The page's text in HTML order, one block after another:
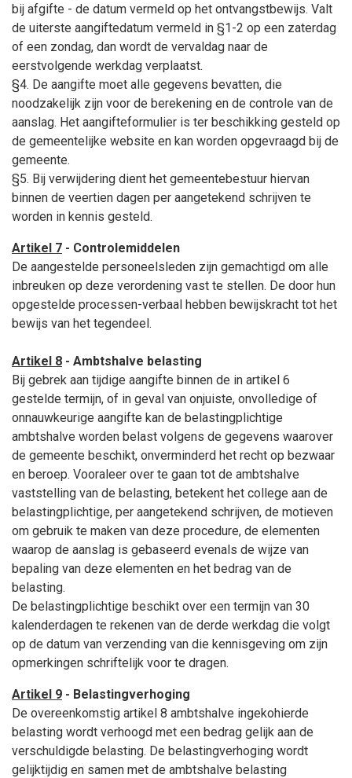
bij afgifte - de datum vermeld op het ontvangstbewijs. Valt
de uiterste aangiftedatum vermeld in §1-2 op een zaterdag
of een zondag, dan wordt de vervaldag naar de
eerstvolgende werkdag verplaatst.
§4. De aangifte moet alle gegevens bevatten, die
noodzakelijk zijn voor de berekening en de controle van de
aanslag. Het aangifteformulier is ter beschikking gesteld op
de gemeentelijke website en kan worden opgevraagd bij de
gemeente.
§5. Bij verwijdering dient het gemeentebestuur hiervan
binnen de veertien dagen per aangetekend schrijven te
worden in kennis gesteld.
Artikel 7 - Controlemiddelen
De aangestelde personeelsleden zijn gemachtigd om alle
inbreuken op deze verordening vast te stellen. De door hun
opgestelde processen-verbaal hebben bewijskracht tot het
bewijs van het tegendeel.
Artikel 8 - Ambtshalve belasting
Bij gebrek aan tijdige aangifte binnen de in artikel 6
gestelde termijn, of in geval van onjuiste, onvolledige of
onnauwkeurige aangifte kan de belastingplichtige
ambtshalve worden belast volgens de gegevens waarover
de gemeente beschikt, onverminderd het recht op bezwaar
en beroep. Vooraleer over te gaan tot de ambtshalve
vaststelling van de belasting, betekent het college aan de
belastingplichtige, per aangetekend schrijven, de motieven
om gebruik te maken van deze procedure, de elementen
waarop de aanslag is gebaseerd evenals de wijze van
bepaling van deze elementen en het bedrag van de
belasting.
De belastingplichtige beschikt over een termijn van 30
kalenderdagen te rekenen van de derde werkdag die volgt
op de datum van verzending van die kennisgeving om zijn
opmerkingen schriftelijk voor te dragen.
Artikel 9 - Belastingverhoging
De overeenkomstig artikel 8 ambtshalve ingekohierde
belasting wordt verhoogd met een bedrag gelijk aan de
verschuldigde belasting. De belastingverhoging wordt
gelijktijdig en samen met de ambtshalve belasting